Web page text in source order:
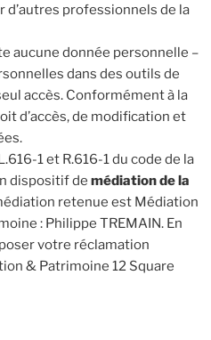
d’autres professionnels de la
aucune donnée personnelle –
dans des outils de
accès. Conformément à la
d’accès, de modification et
1 et R.616-1 du code de la
dispositif de médiation de la
retenue est Médiation
: Philippe TREMAIN. En
votre réclamation
& Patrimoine 12 Square